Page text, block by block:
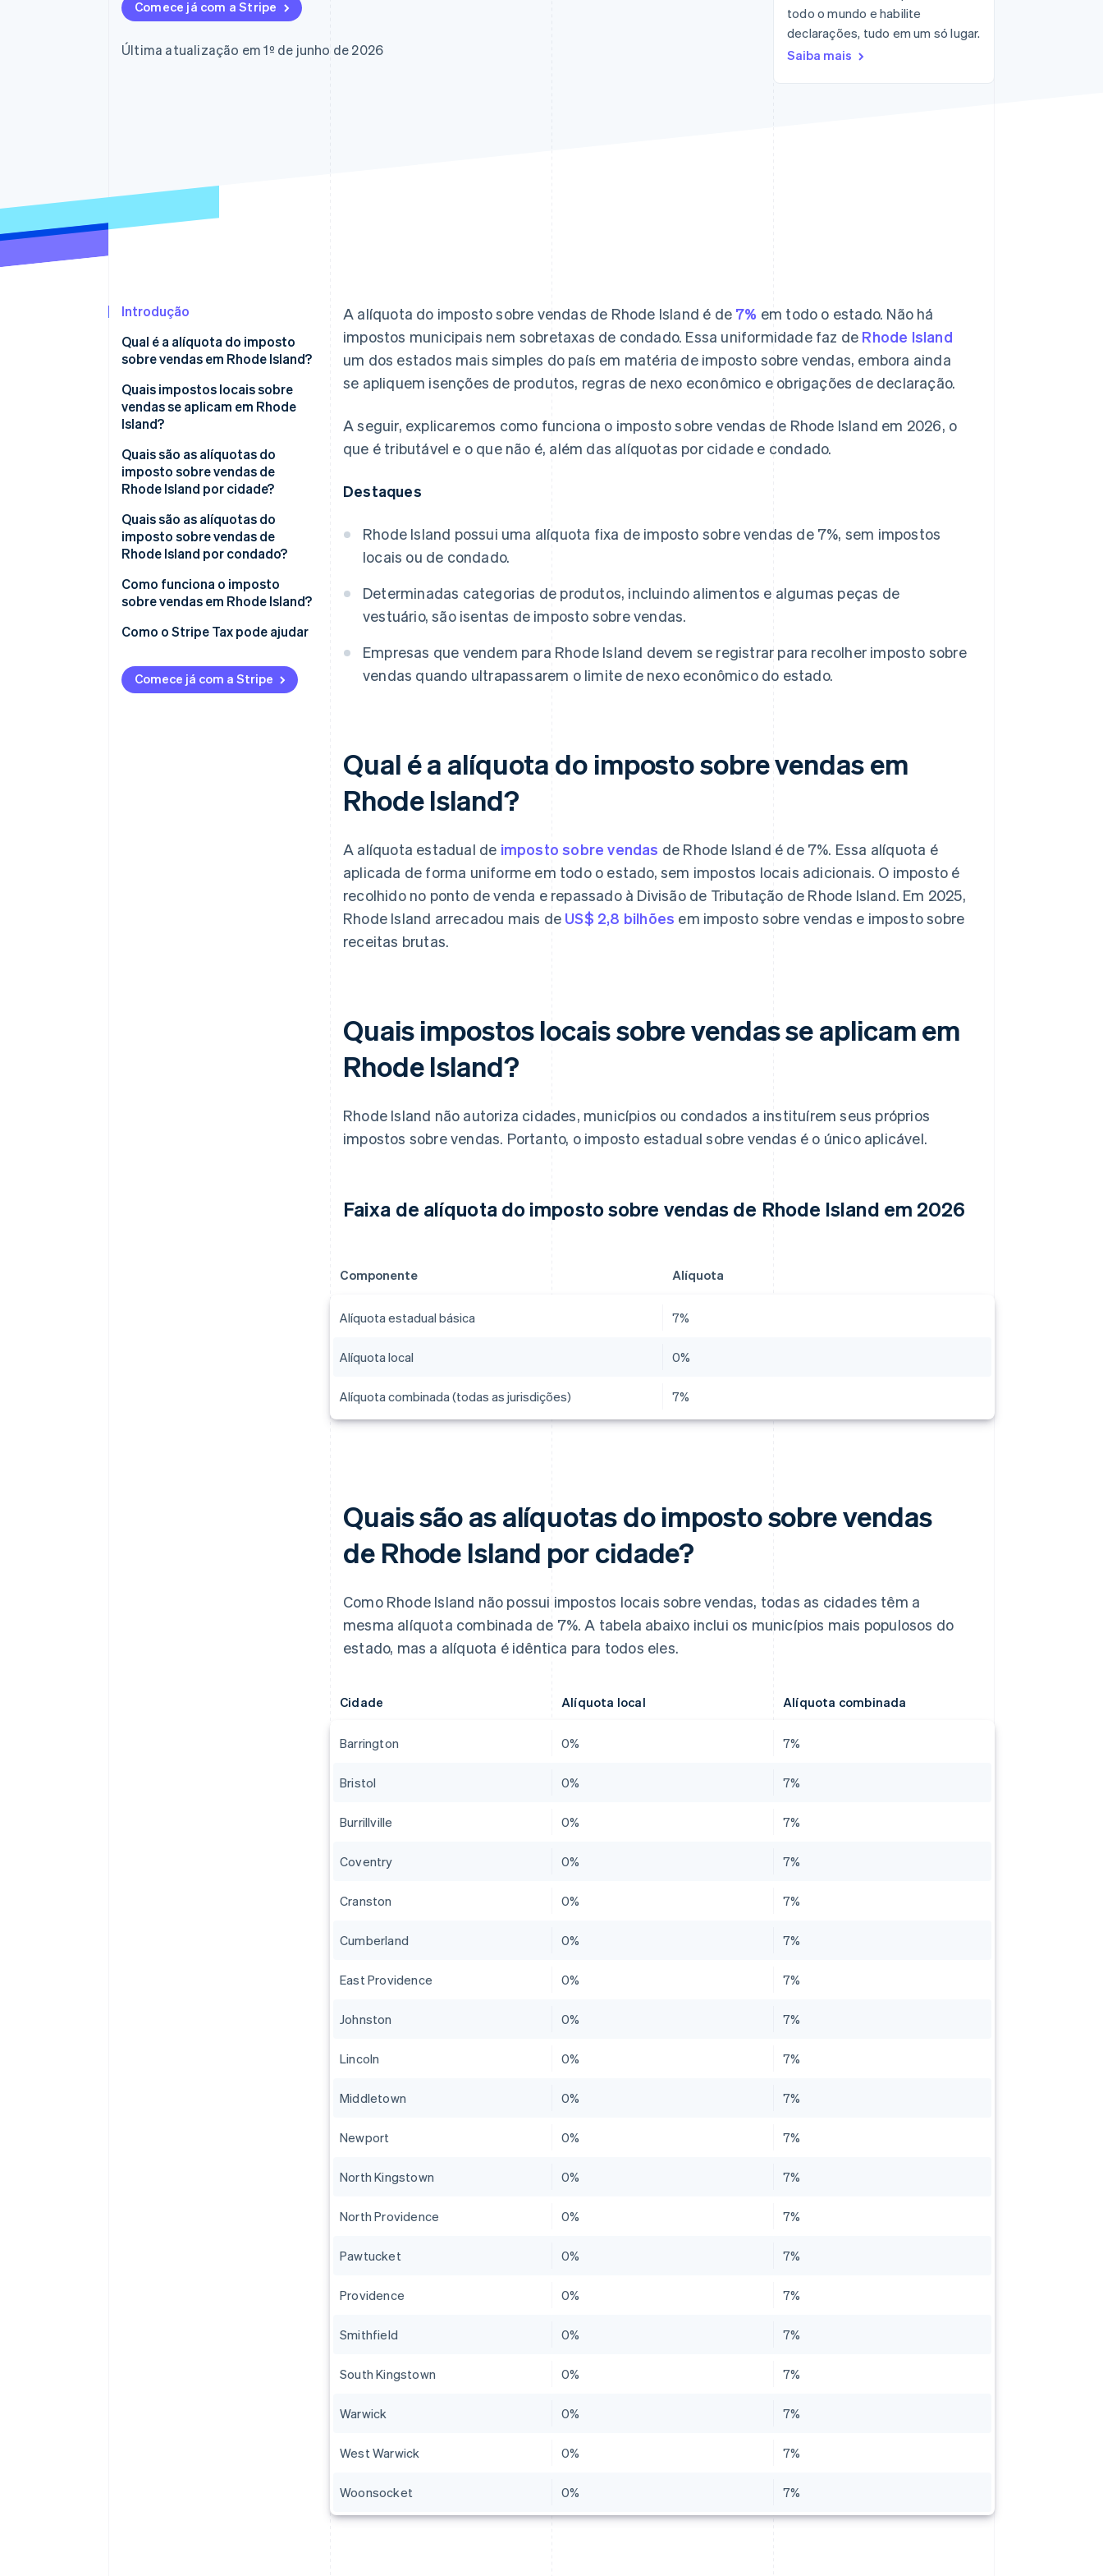
Stripe Sessions 2026
Veja como a Stripe está
construindo a
Comece já com a Stripe
Última atualização em 1º de junho de 2026
todo o mundo e habilite
declarações, tudo em um só lugar.
Saiba mais
Introdução
Qual é a alíquota do imposto
sobre vendas em Rhode Island?
Quais impostos locais sobre
vendas se aplicam em Rhode
Island?
Faixa de alíquota do imposto
sobre vendas de Rhode Island
em 2026
Quais são as alíquotas do
imposto sobre vendas de
Rhode Island por cidade?
Quais são as alíquotas do
imposto sobre vendas de
Rhode Island por condado?
Como funciona o imposto
sobre vendas em Rhode Island?
Nexo tributário
Tributabilidade
Declaração e conformidade
Como o Stripe Tax pode ajudar
Comece já com a Stripe
A alíquota do imposto sobre vendas de Rhode Island é de 7% em todo o estado. Não há
impostos municipais nem sobretaxas de condado. Essa uniformidade faz de Rhode Island
um dos estados mais simples do país em matéria de imposto sobre vendas, embora ainda
se apliquem isenções de produtos, regras de nexo econômico e obrigações de declaração.
A seguir, explicaremos como funciona o imposto sobre vendas de Rhode Island em 2026, o
que é tributável e o que não é, além das alíquotas por cidade e condado.
Destaques
Rhode Island possui uma alíquota fixa de imposto sobre vendas de 7%, sem impostos
locais ou de condado.
Determinadas categorias de produtos, incluindo alimentos e algumas peças de
vestuário, são isentas de imposto sobre vendas.
Empresas que vendem para Rhode Island devem se registrar para recolher imposto sobre
vendas quando ultrapassarem o limite de nexo econômico do estado.
Qual é a alíquota do imposto sobre vendas em
Rhode Island?
A alíquota estadual de imposto sobre vendas de Rhode Island é de 7%. Essa alíquota é
aplicada de forma uniforme em todo o estado, sem impostos locais adicionais. O imposto é
recolhido no ponto de venda e repassado à Divisão de Tributação de Rhode Island. Em 2025,
Rhode Island arrecadou mais de US$ 2,8 bilhões em imposto sobre vendas e imposto sobre
receitas brutas.
Quais impostos locais sobre vendas se aplicam em
Rhode Island?
Rhode Island não autoriza cidades, municípios ou condados a instituírem seus próprios
impostos sobre vendas. Portanto, o imposto estadual sobre vendas é o único aplicável.
Faixa de alíquota do imposto sobre vendas de Rhode Island em 2026
Componente Alíquota
Alíquota estadual básica 7%
Alíquota local 0%​
Alíquota combinada (todas as jurisdições) 7%
Quais são as alíquotas do imposto sobre vendas
de Rhode Island por cidade?
Como Rhode Island não possui impostos locais sobre vendas, todas as cidades têm a
mesma alíquota combinada de 7%. A tabela abaixo inclui os municípios mais populosos do
estado, mas a alíquota é idêntica para todos eles.
Cidade Alíquota local Alíquota combinada
Barrington 0% 7%
Bristol 0% 7%
Burrillville 0% 7%
Coventry 0% 7%
Cranston 0% 7%
Cumberland 0% 7%
East Providence 0% 7%
Johnston 0% 7%
Lincoln 0% 7%
Middletown 0% 7%
Newport 0% 7%
North Kingstown 0% 7%
North Providence 0% 7%
Pawtucket 0% 7%
Providence 0% 7%
Smithfield 0% 7%
South Kingstown 0% 7%
Warwick 0% 7%
West Warwick 0% 7%
Woonsocket 0% 7%